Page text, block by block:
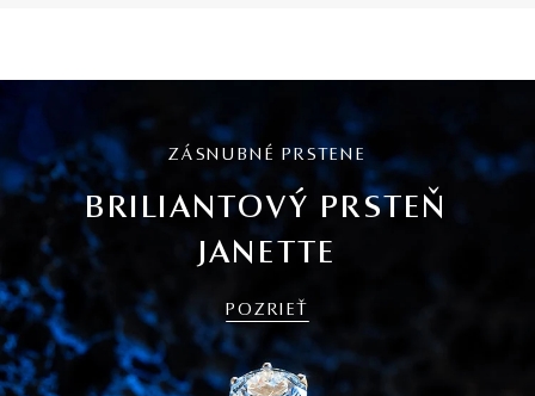
ZÁSNUBNÉ PRSTENE
BRILIANTOVÝ PRSTEŇ
JANETTE
POZRIEŤ